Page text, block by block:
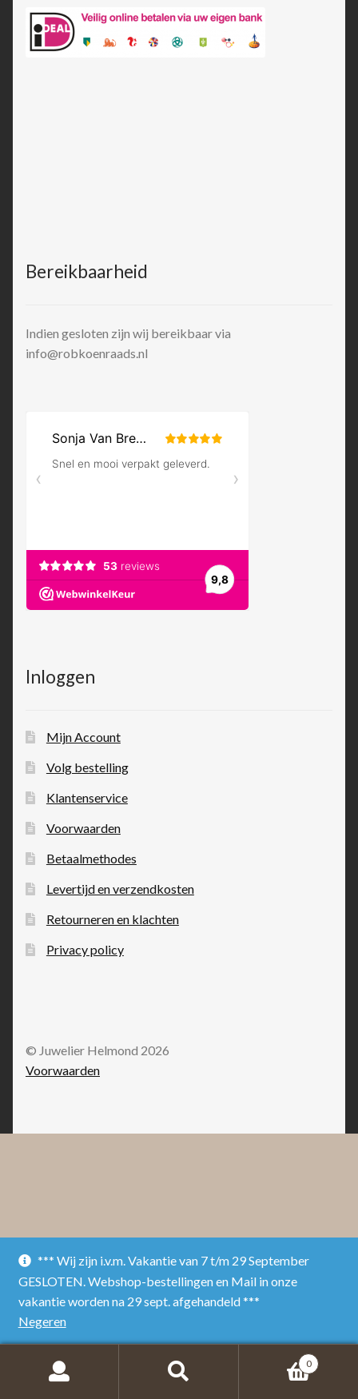
*** Wij zijn i.v.m. Vakantie van 7 t/m 29 September
GESLOTEN. Webshop-bestellingen en Mail in onze
vakantie worden na 29 sept. afgehandeld ***
Negeren
Bereikbaarheid
Indien gesloten zijn wij bereikbaar via
info@robkoenraads.nl
Inloggen
Mijn Account
Volg bestelling
Klantenservice
Voorwaarden
Betaalmethodes
Levertijd en verzendkosten
Retourneren en klachten
Privacy policy
© Juwelier Helmond 2026
Voorwaarden
0